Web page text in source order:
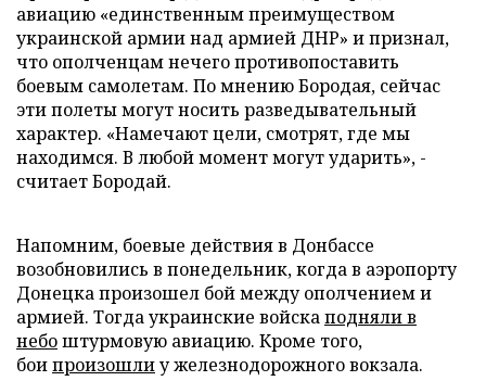
авиацию «единственным преимуществом
украинской армии над армией ДНР» и признал,
что ополченцам нечего противопоставить
боевым самолетам. По мнению Бородая, сейчас
эти полеты могут носить разведывательный
характер. «Намечают цели, смотрят, где мы
находимся. В любой момент могут ударить», -
считает Бородай.
Напомним, боевые действия в Донбассе
возобновились в понедельник, когда в аэропорту
Донецка произошел бой между ополчением и
армией. Тогда украинские войскаподняли в
небоштурмовую авиацию. Кроме того,
боипроизошлиу железнодорожного вокзала.